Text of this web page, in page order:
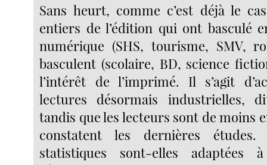
Sans heurt, comme c’est déjà le
entiers de l’édition qui ont basculé
numérique (SHS, tourisme, SMV,
basculent (scolaire, BD, science
l’intérêt de l’imprimé. Il s’agit
lectures désormais industrielles,
tandis que les lecteurs sont de moins
constatent les dernières études.
statistiques sont-elles adaptées